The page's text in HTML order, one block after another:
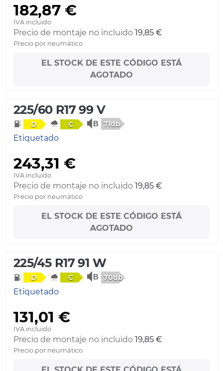
182,87 €
IVA incluido
Precio de montaje no incluido 19,85 €
Precio por neumático
EL STOCK DE ESTE CÓDIGO ESTÁ
AGOTADO
225/60 R17 99 V
D C 71db
Etiquetado
243,31 €
IVA incluido
Precio de montaje no incluido 19,85 €
Precio por neumático
EL STOCK DE ESTE CÓDIGO ESTÁ
AGOTADO
225/45 R17 91 W
D C 70db
Etiquetado
131,01 €
IVA incluido
Precio de montaje no incluido 19,85 €
Precio por neumático